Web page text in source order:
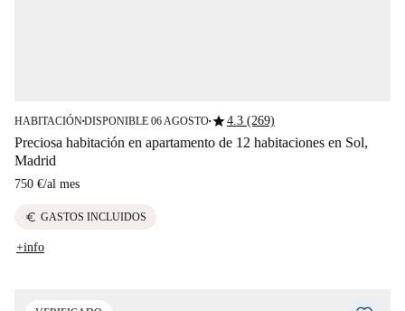
HABITACIÓN■DISPONIBLE 06 AGOSTO■star4.3 (269)
Preciosa habitación en apartamento de 12 habitaciones en Sol,
Madrid
750 €/al mes
euro GASTOS INCLUIDOS
+info